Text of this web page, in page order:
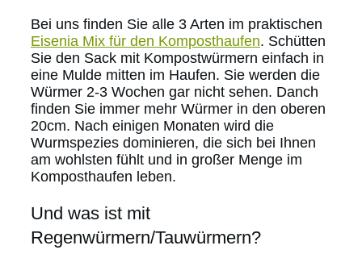
Bei uns finden Sie alle 3 Arten im praktischen
Eisenia Mix für den Komposthaufen. Schütten
Sie den Sack mit Kompostwürmern einfach in
eine Mulde mitten im Haufen. Sie werden die
Würmer 2-3 Wochen gar nicht sehen. Danch
finden Sie immer mehr Würmer in den oberen
20cm. Nach einigen Monaten wird die
Wurmspezies dominieren, die sich bei Ihnen
am wohlsten fühlt und in großer Menge im
Komposthaufen leben.
Und was ist mit
Regenwürmern/Tauwürmern?